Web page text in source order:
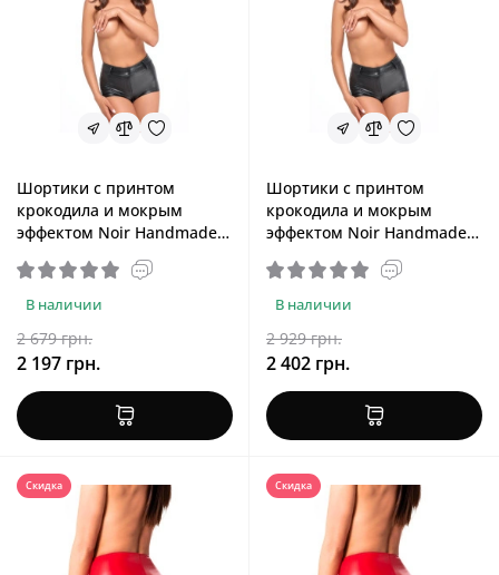
Шортики с принтом
крокодила и мокрым
эффектом Noir Handmade
F318 Wild Crocodile Printed
Wetlook Shorts, M
В наличии
2 679 грн.
2 197 грн.
Шортики с принтом
крокодила и мокрым
эффектом Noir Handmade
F318 Wild Crocodile Printed
Wetlook Shorts, 3XL
В наличии
2 929 грн.
2 402 грн.
Скидка Скидка